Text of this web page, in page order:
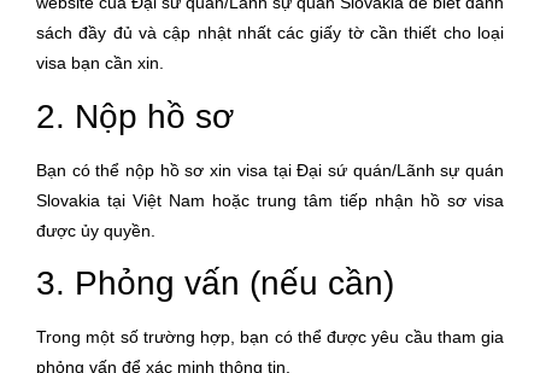
sách đầy đủ và cập nhật nhất các giấy tờ cần thiết cho loại
visa bạn cần xin.
2. Nộp hồ sơ
Bạn có thể nộp hồ sơ xin visa tại Đại sứ quán/Lãnh sự quán
Slovakia tại Việt Nam hoặc trung tâm tiếp nhận hồ sơ visa
được ủy quyền.
3. Phỏng vấn (nếu cần)
Trong một số trường hợp, bạn có thể được yêu cầu tham gia
phỏng vấn để xác minh thông tin.